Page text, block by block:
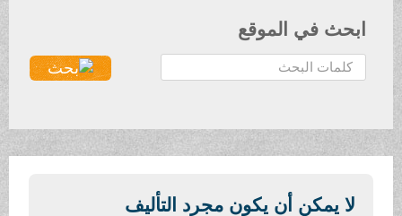
ابحث في الموقع
ح
ث
لا يمكن أن يكون مجرد التأليف